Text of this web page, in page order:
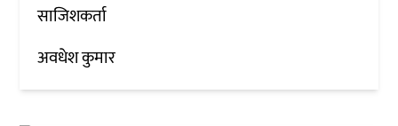
साजिशकर्ता
अवधेश कुमार